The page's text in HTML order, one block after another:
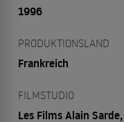
1996
PRODUKTIONSLAND
Frankreich
FILMSTUDIO
Les Films Alain